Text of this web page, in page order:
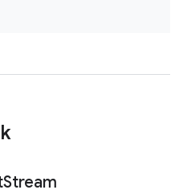
Stream